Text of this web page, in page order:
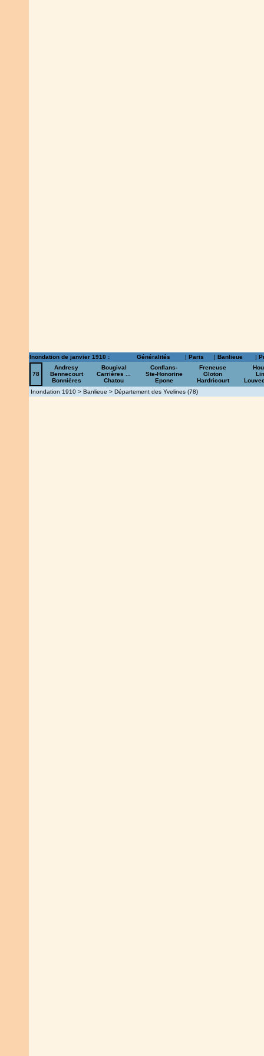
Inondation de janvier 1910 : Généralités | Paris | Banlieue |
78
Andresy
Bennecourt
Bonnières
Bougival
Carrières ...
Chatou
Conflans-
Ste-Honorine
Epone
Freneuse
Gloton
Hardricourt
Inondation 1910 > Banlieue > Département des Yvelines (78)